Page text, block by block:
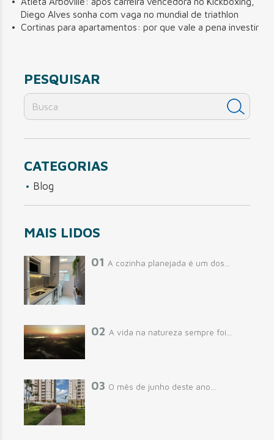
Diego Alves sonha com vaga no mundial de triathlon
Cortinas para apartamentos: por que vale a pena investir
PESQUISAR
CATEGORIAS
Blog
MAIS LIDOS
01 A cozinha planejada é um dos...
02 A vida na natureza sempre foi...
03 O mês de junho deste ano...